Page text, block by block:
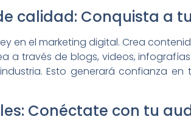
calidad: Conquista a
en el marketing digital. Crea
a través de blogs, videos,
Esto generará confianza
Conéctate con tu